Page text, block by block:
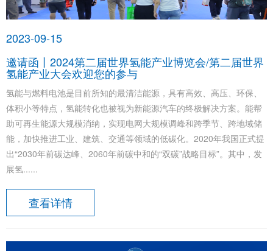
2023-09-15
邀请函丨2024第二届世界氢能产业博览会/第二届世界
氢能产业大会欢迎您的参与
氢能与燃料电池是目前所知的最清洁能源，具有高效、高压、环保、
体积小等特点，氢能转化也被视为新能源汽车的终极解决方案。能帮
助可再生能源大规模消纳，实现电网大规模调峰和跨季节、跨地域储
能，加快推进工业、建筑、交通等领域的低碳化。2020年我国正式提
出“2030年前碳达峰、2060年前碳中和的“双碳”战略目标”。其中，发
展氢......
查看详情